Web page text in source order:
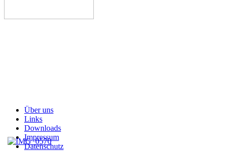
Über uns
Links
Downloads
Impressum
Datenschutz